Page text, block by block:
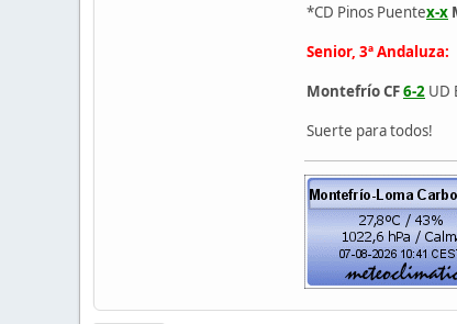
*CD Pinos Puentex-x
Senior, 3ª Andaluza:
Montefrío CF6-2 UD
Suerte para todos!